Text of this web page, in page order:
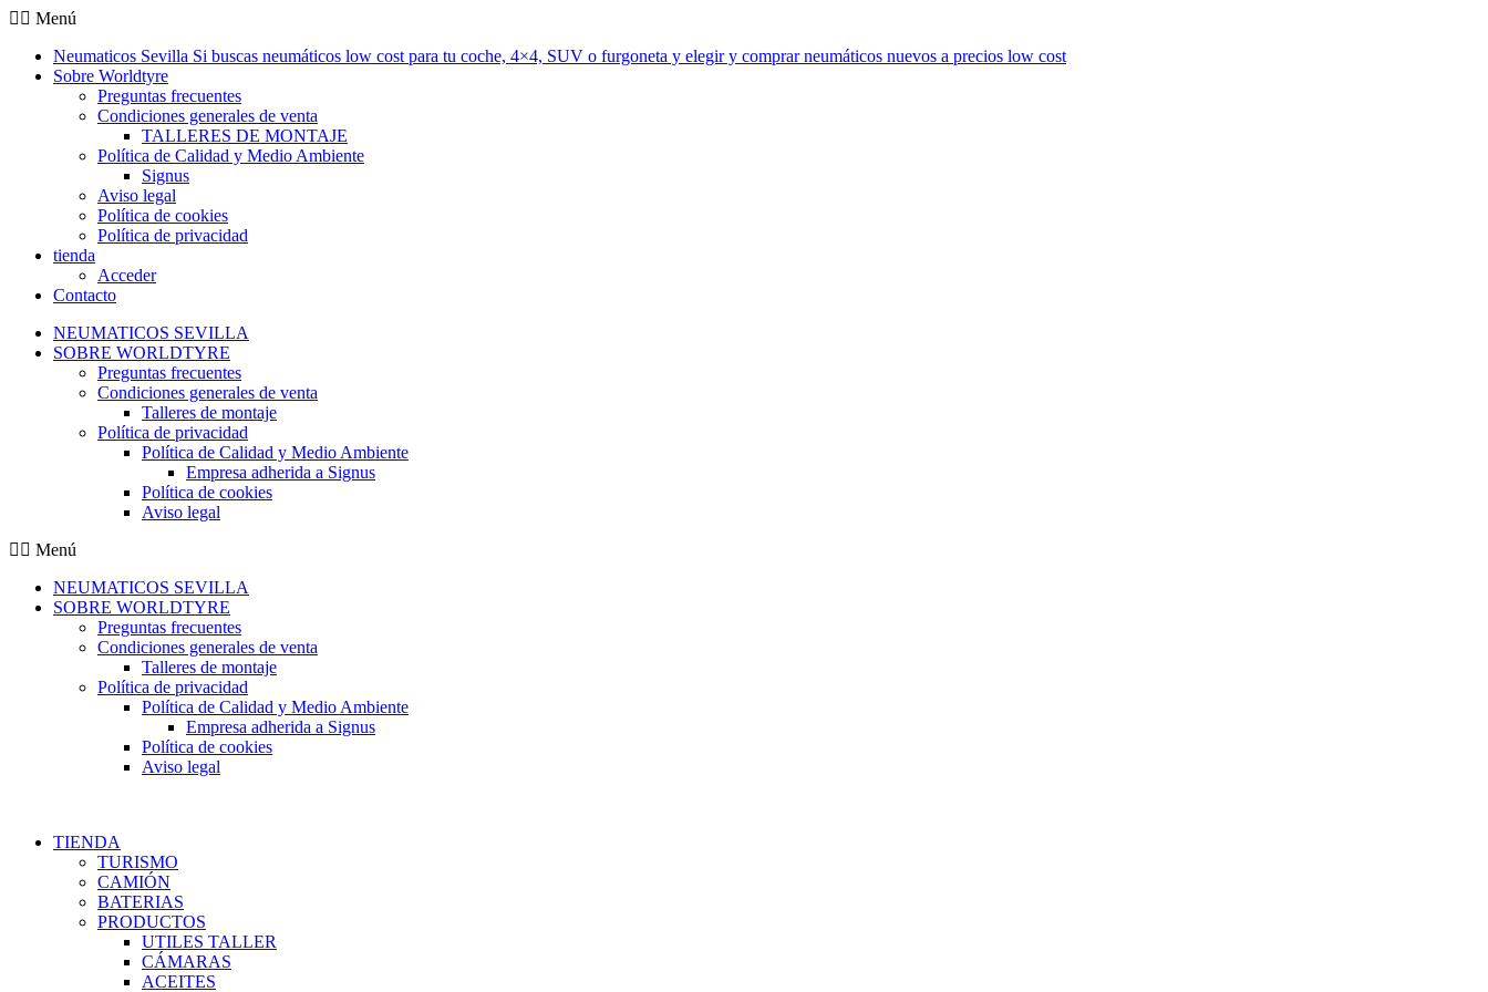
Ir
contenido
Menú
Neumaticos Sevilla Si buscas neumáticos low cost para tu coche, 4×4, SUV o furgoneta y elegir y comprar neumáticos nuevos a precios low cost
Sobre Worldtyre
Preguntas frecuentes
Condiciones generales de venta
TALLERES DE MONTAJE
Política de Calidad y Medio Ambiente
Signus
Aviso legal
Política de cookies
Política de privacidad
tienda
Acceder
Contacto
NEUMATICOS SEVILLA
SOBRE WORLDTYRE
Preguntas frecuentes
Condiciones generales de venta
Talleres de montaje
Política de privacidad
Política de Calidad y Medio Ambiente
Empresa adherida a Signus
Política de cookies
Aviso legal
Menú
NEUMATICOS SEVILLA
SOBRE WORLDTYRE
Preguntas frecuentes
Condiciones generales de venta
Talleres de montaje
Política de privacidad
Política de Calidad y Medio Ambiente
Empresa adherida a Signus
Política de cookies
Aviso legal
TIENDA
TURISMO
CAMIÓN
BATERIAS
PRODUCTOS
UTILES TALLER
CÁMARAS
ACEITES